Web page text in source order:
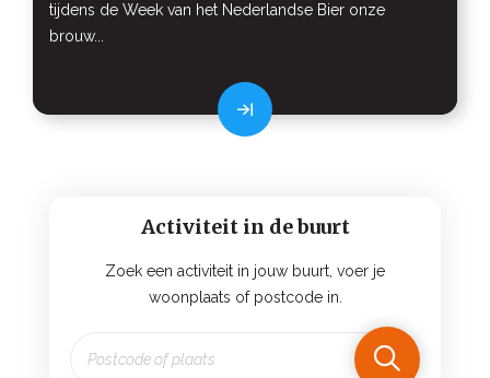
tijdens de Week van het Nederlandse Bier onze
brouw...
Activiteit in de buurt
Zoek een activiteit in jouw buurt, voer je
woonplaats of postcode in.